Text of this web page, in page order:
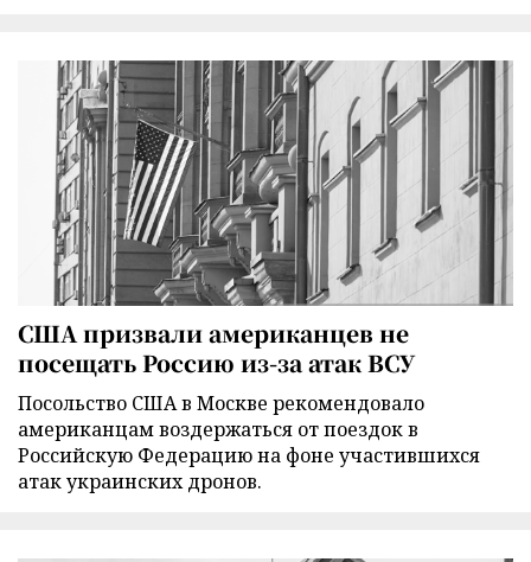
США призвали американцев не
посещать Россию из-за атак ВСУ
Посольство США в Москве рекомендовало
американцам воздержаться от поездок в
Российскую Федерацию на фоне участившихся
атак украинских дронов.